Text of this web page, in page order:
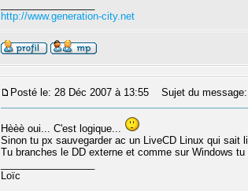
http://www.generation-city.net
Posté le: 28 Déc 2007 à 13:55 Sujet du message:
Hèèè oui... C'est logique...
Sinon tu px sauvegarder ac un LiveCD Linux qui sait
Tu branches le DD externe et comme sur Windows
Loïc